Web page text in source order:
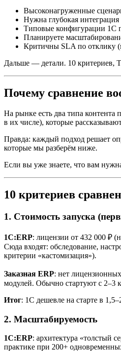
Высоконагруженные
Нужна глубокая
Типовые конфигурации 1С
Планируете
Критичны SLA по отклику
Дальше — детали. 10 критериев,
Почему сравнение
На рынке есть два типа
в их числе), которые
Правда: каждый подход решает
которые мы разберём ниже.
Если вы уже знаете, что вам
10 критериев
1. Стоимость запуска
1С:ERP: лицензии от 432 000 ₽
Сюда входят: обследование,
критерии «кастомизация»).
Заказная ERP: нет
модулей. Обычно стартуют с 2–3
Итог: 1С дешевле на старте в
2. Масштабируемость
1С:ERP: архитектура «толстый
практике при 200+